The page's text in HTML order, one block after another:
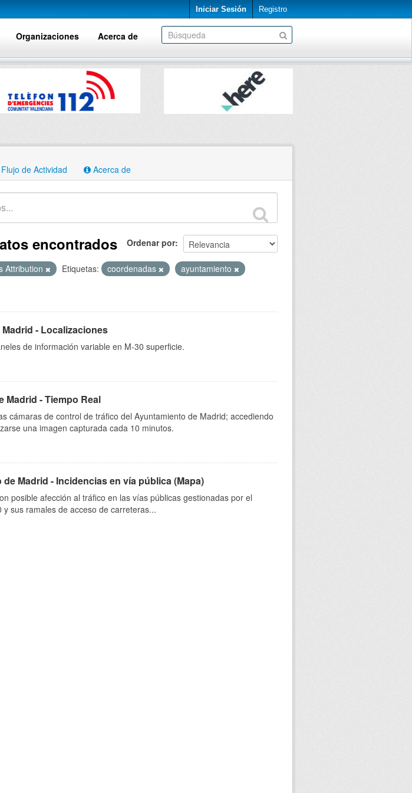
Iniciar Sesión Registro
Organizaciones Acerca de
Flujo de Actividad Acerca de
Ordenar por
encontrados
Attribution Etiquetas: coordenadas
ayuntamiento
- Localizaciones
de información variable en M-30 superficie.
Madrid - Tiempo Real
cámaras de control de tráfico del Ayuntamiento de Madrid; accediendo
una imagen capturada cada 10 minutos.
Madrid - Incidencias en vía pública (Mapa)
posible afección al tráfico en las vías públicas gestionadas por el
sus ramales de acceso de carreteras...